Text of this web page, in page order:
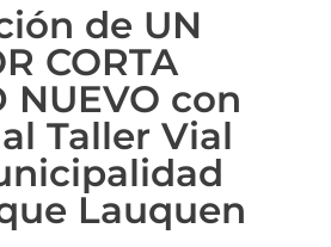
de UN
CORTA
NUEVO con
Taller Vial
Lauquen